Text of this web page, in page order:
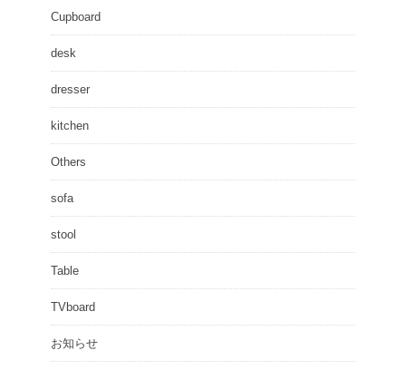
Cupboard
desk
dresser
kitchen
Others
sofa
stool
Table
TVboard
お知らせ